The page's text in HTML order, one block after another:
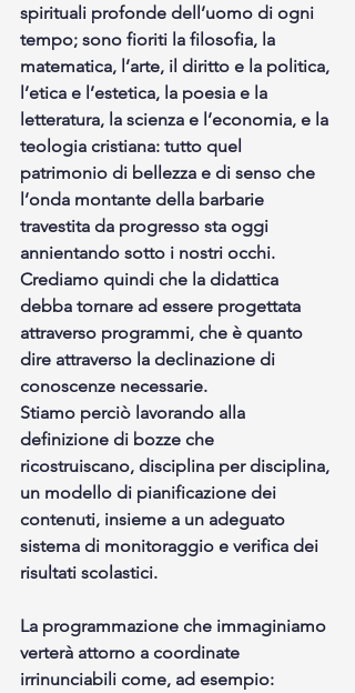
spirituali profonde dell’uomo di ogni
tempo; sono fioriti la filosofia, la
matematica, l’arte, il diritto e la politica,
l’etica e l’estetica, la poesia e la
letteratura, la scienza e l’economia, e la
teologia cristiana: tutto quel
patrimonio di bellezza e di senso che
l’onda montante della barbarie
travestita da progresso sta oggi
annientando sotto i nostri occhi.
Crediamo quindi che la didattica
debba tornare ad essere progettata
attraverso programmi, che è quanto
dire attraverso la declinazione di
conoscenze necessarie.
Stiamo perciò lavorando alla
definizione di bozze che
ricostruiscano, disciplina per disciplina,
un modello di pianificazione dei
contenuti, insieme a un adeguato
sistema di monitoraggio e verifica dei
risultati scolastici.
La programmazione che immaginiamo
verterà attorno a coordinate
irrinunciabili come, ad esempio: